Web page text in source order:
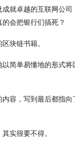
就卓越的互联网公
会把银行们搞死？
块链书籍。
简单易懂地的形式
容，写到最后都指
实很要不得。